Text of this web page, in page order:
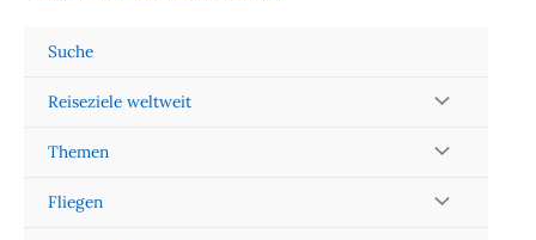
Suche
Reiseziele weltweit
Themen
Fliegen